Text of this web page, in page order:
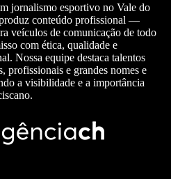
jornalismo esportivo no Vale do
conteúdo profissional —
veículos de comunicação de todo
com ética, qualidade e
Nossa equipe destaca talentos
profissionais e grandes nomes e
a visibilidade e a importância